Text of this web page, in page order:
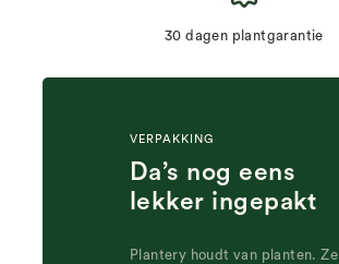
30 dagen plantgarantie
VERPAKKING
Da’s nog eens
lekker ingepakt
Plantery houdt van planten. Ze